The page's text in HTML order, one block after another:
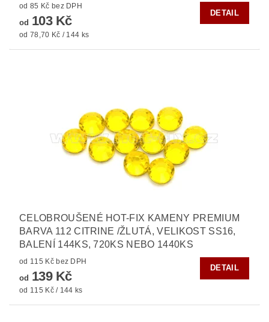
od 85 Kč bez DPH
od 103 Kč
od 78,70 Kč / 144 ks
DETAIL
CELOBROUŠENÉ HOT-FIX KAMENY PREMIUM
BARVA 112 CITRINE /ŽLUTÁ, VELIKOST SS16,
BALENÍ 144KS, 720KS NEBO 1440KS
od 115 Kč bez DPH
od 139 Kč
od 115 Kč / 144 ks
DETAIL